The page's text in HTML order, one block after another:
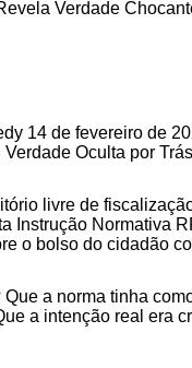
Verdade
14 de fevereiro de
Oculta por
livre de
Instrução Normativa
o bolso do cidadão
a norma tinha
a intenção real era